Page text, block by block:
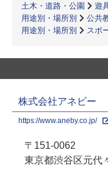
土木・道路・公園
遊
用途別・場所別
公共
用途別・場所別
スポ
株式会社アネビー
https://www.aneby.co.jp/
〒151-0062
東京都渋谷区元代